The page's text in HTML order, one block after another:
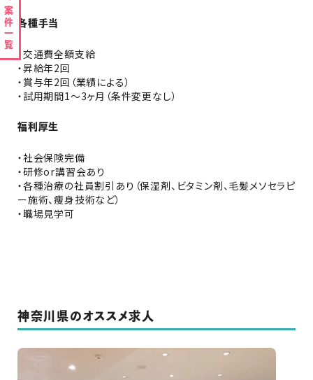
案件一覧 各種手当
・交通費全額支給
・昇給年2回
・賞与年2回（業績による）
・試用期間1～3ヶ月（条件変更なし）
福利厚生
・社会保険完備
・研修or講習会あり
・各種治療の社員割引あり（保湿剤、ビタミン剤、毛髪メソセラピ
ー施術、痩身技術など）
・職場見学可
神奈川県のオススメ求人